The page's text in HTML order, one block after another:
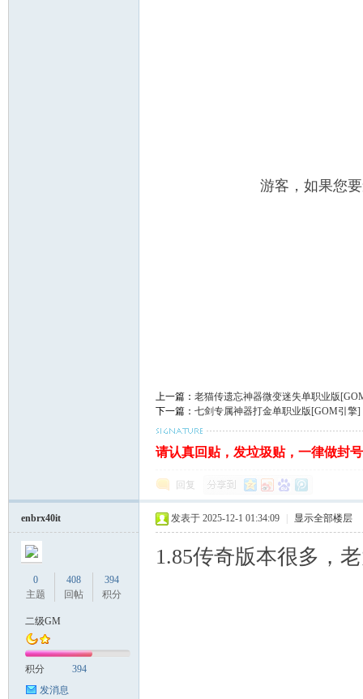
游客，如果您
上一篇： 老猫传遗忘神器微变迷失单职业版
下一篇： 七剑专属神器打金单职业版[GOM引擎]
请认真回贴，发垃圾贴，一律做封
回复
enbrx40it
0
主题
408
回帖
394
积分
二级GM
积分
394
发消息
发表于 2025-12-1 01:34:09 显示全部楼层
1.85传奇版本很多，